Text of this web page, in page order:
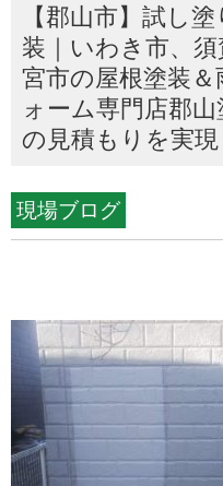
【郡山市】試し
装｜いわき市、
宮市の屋根塗装
ォーム専門店郡
の見積もりを実現
現場ブログ